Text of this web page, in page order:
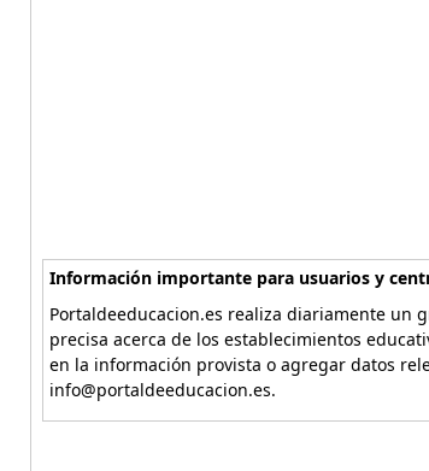
Información importante para usuarios y
Portaldeeducacion.es realiza diariamente un
precisa acerca de los establecimientos
en la información provista o agregar datos
info@portaldeeducacion.es.